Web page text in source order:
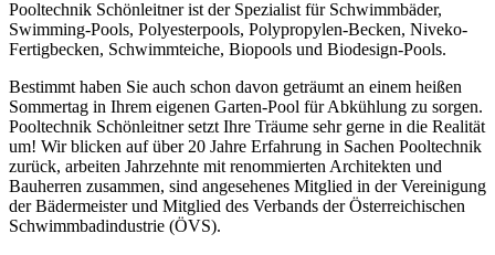
Pooltechnik Schönleitner ist der Spezialist für Schwimmbäder,
Swimming-Pools, Polyesterpools, Polypropylen-Becken, Niveko-
Fertigbecken, Schwimmteiche, Biopools und Biodesign-Pools.
Bestimmt haben Sie auch schon davon geträumt an einem heißen
Sommertag in Ihrem eigenen Garten-Pool für Abkühlung zu sorgen.
Pooltechnik Schönleitner setzt Ihre Träume sehr gerne in die Realität
um! Wir blicken auf über 20 Jahre Erfahrung in Sachen Pooltechnik
zurück, arbeiten Jahrzehnte mit renommierten Architekten und
Bauherren zusammen, sind angesehenes Mitglied in der Vereinigung
der Bädermeister und Mitglied des Verbands der Österreichischen
Schwimmbadindustrie (ÖVS).